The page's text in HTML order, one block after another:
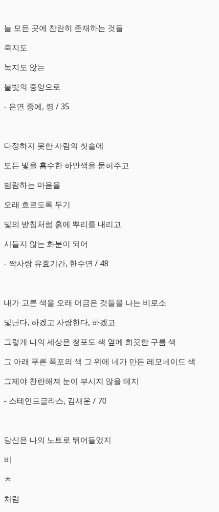
늘 모든 곳에 찬란히 존재하는 것들
죽지도
녹지도 않는
불빛의 중앙으로
- 은연 중에, 령 / 35
다정하지 못한 사람의 칫솔에
모든 빛을 흡수한 하얀색을 묻혀주고
범람하는 마음을
오래 흐르도록 두기
빛의 받침처럼 흙에 뿌리를 내리고
시들지 않는 화분이 되어
- 짝사랑 유효기간, 한수연 / 48
내가 고른 색을 오래 머금은 것들을 나는 비로소
빛난다, 하겠고 사랑한다, 하겠고
그렇게 나의 세상은 청포도 색 옆에 희끗한 구름 색
그 아래 푸른 폭포의 색 그 위에 네가 만든 레모네이드 색
그제야 찬란해져 눈이 부시지 않을 테지
- 스테인드글라스, 김새운 / 70
당신은 나의 노트로 뛰어들었지
비
ㅊ
처럼